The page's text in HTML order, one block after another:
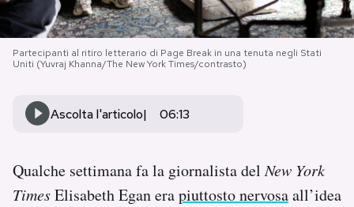
I MIEI PREFERITI
SHOP
CALENDARIO
AREA PERSONALE
Area Personale
Partecipanti al ritiro letterario di Page Break in una tenuta negli Stati
Uniti (Yuvraj Khanna/The New York Times/contrasto)
Ascolta l'articolo 06:13
Qualche settimana fa la giornalista delNew York
TimesElisabeth Egan erapiuttosto nervosaall’idea